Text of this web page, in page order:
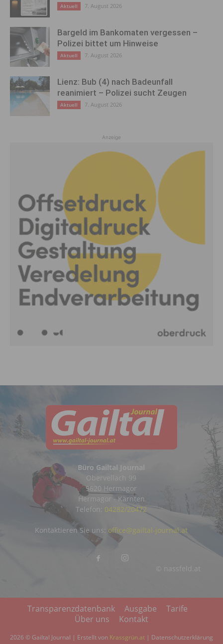
Aktuell 7. August 2026
Bargeld im Bankomaten vergessen –
Polizei bittet um Hinweise
Aktuell 7. August 2026
Lienz: Bub (4) nach Badeunfall
reanimiert – Polizei sucht Zeugen
Aktuell 7. August 2026
Anzeige
Büro Gailtal Journal
Obervellach 99
9620 Hermagor
Hermagor - Kärnten
Telefon: 04282/20472
© nassfeld.at
Kontaktieren Sie uns: office@gailtal-journal.at
Transparenzdatenbank Ausgabe
Tarife
Über uns
Kontakt
2026 © Gailtal Journal | Erstellt von Krassgrün.at | Datenschutzerklärung